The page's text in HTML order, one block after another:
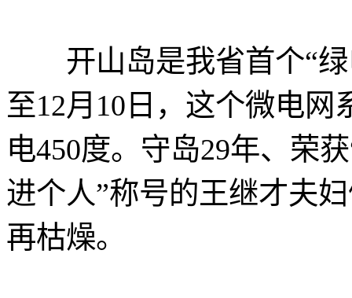
开山岛是我省首个“绿
至12月10日，这个微电
电450度。守岛29年、荣
进个人”称号的王继才夫
再枯燥。